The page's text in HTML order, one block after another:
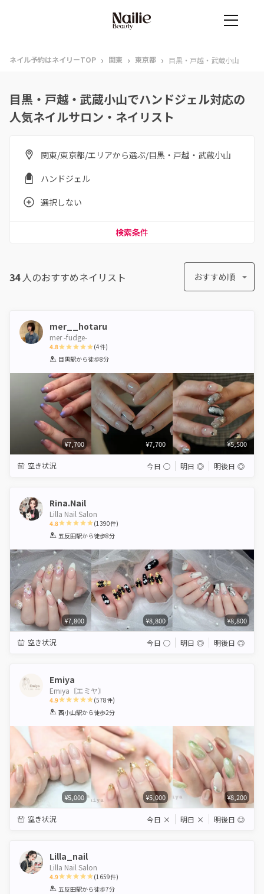
ネイル予約はネイリーTOP › 関東 › 東京都 › 目黒・戸越・武蔵小山
目黒・戸越・武蔵小山でハンドジェル対応の
人気ネイルサロン・ネイリスト
関東/東京都/エリアから選ぶ/目黒・戸越・武蔵小山
ハンドジェル
選択しない
検索条件
34人のおすすめネイリスト おすすめ順
mer__hotaru
mer -fudge-
4.8
1 2 3 4 5
(4件)
目黒駅から徒歩8分
¥7,700 ¥7,700 ¥5,500
空き状況 今日 ◯ 明日 ◎ 明後日 ◎
Rina.Nail
Lilla Nail Salon
4.8
1 2 3 4 5
(1390件)
五反田駅から徒歩8分
¥7,800 ¥8,800 ¥8,800
空き状況 今日 ◯ 明日 ◎ 明後日 ◎
Emiya
Emiya〘エミヤ〙
4.9
1 2 3 4 5
(578件)
西小山駅から徒歩2分
¥5,000 ¥5,000 ¥8,200
空き状況 今日 × 明日 × 明後日 ◎
Lilla_nail
Lilla Nail Salon
4.9
1 2 3 4 5
(1659件)
五反田駅から徒歩7分